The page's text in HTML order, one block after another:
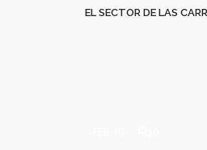
EL SECTOR DE LAS